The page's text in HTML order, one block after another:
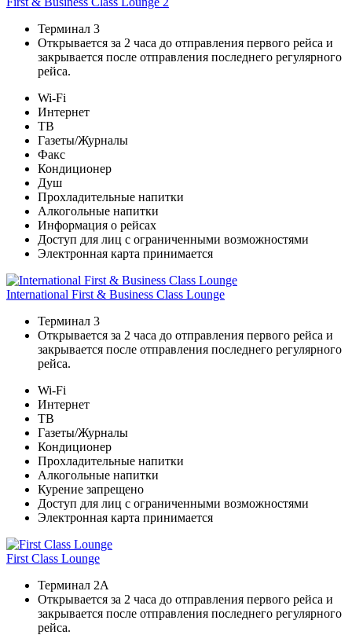
Терминал 3
Открывается за 2 часа до отправления первого рейса и
закрывается после отправления последнего регулярного
рейса.
Wi-Fi
Интернет
ТВ
Газеты/Журналы
Факс
Кондиционер
Душ
Прохладительные напитки
Алкогольные напитки
Информация о рейсах
Доступ для лиц с ограниченными возможностями
Электронная карта принимается
International First & Business Class Lounge
Терминал 3
Открывается за 2 часа до отправления первого рейса и
закрывается после отправления последнего регулярного
рейса.
Wi-Fi
Интернет
ТВ
Газеты/Журналы
Кондиционер
Прохладительные напитки
Алкогольные напитки
Курение запрещено
Доступ для лиц с ограниченными возможностями
Электронная карта принимается
First Class Lounge
Терминал 2A
Открывается за 2 часа до отправления первого рейса и
закрывается после отправления последнего регулярного
рейса.